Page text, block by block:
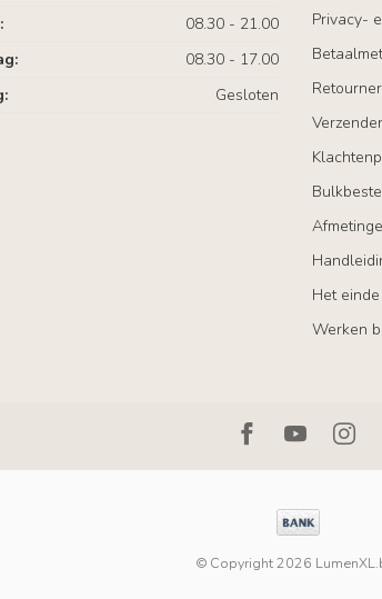
08.30 - 21.00
08.30 - 17.00
Gesloten
Privacy-
Het
Werken
© Copyright 2026